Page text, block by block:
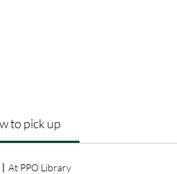
to pick up
At PPO Library